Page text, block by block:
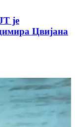
је
Цвијана